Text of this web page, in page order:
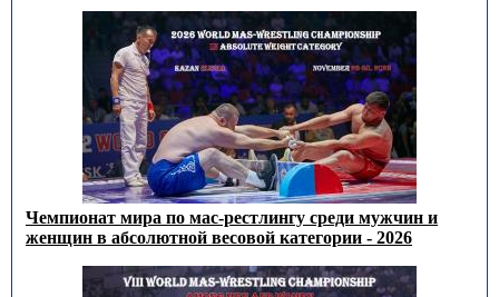
Чемпионат мира по мас-рестлингу среди мужчин и
женщин в абсолютной весовой категории - 2026